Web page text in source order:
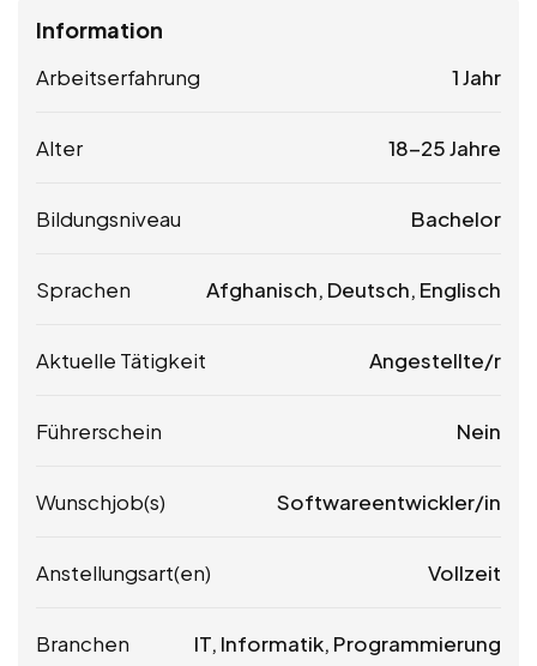
Information
Arbeitserfahrung 1 Jahr
Alter 18-25 Jahre
Bildungsniveau Bachelor
Sprachen Afghanisch, Deutsch, Englisch
Aktuelle Tätigkeit Angestellte/r
Führerschein Nein
Wunschjob(s) Softwareentwickler/in
Anstellungsart(en) Vollzeit
Branchen IT, Informatik, Programmierung